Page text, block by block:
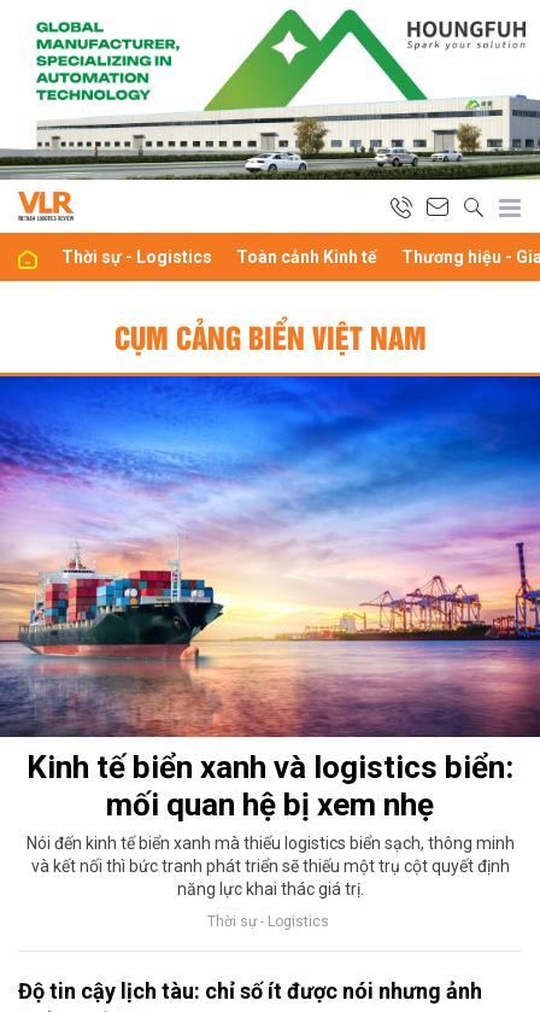
Thời sự - Logistics Toàn cảnh Kinh tế Thương hiệu -
CỤM CẢNG BIỂN VIỆT NAM
Kinh tế biển xanh và logistics biển:
mối quan hệ bị xem nhẹ
Nói đến kinh tế biển xanh mà thiếu logistics biển sạch, thông minh
và kết nối thì bức tranh phát triển sẽ thiếu một trụ cột quyết định
năng lực khai thác giá trị.
Thời sự - Logistics
Độ tin cậy lịch tàu: chỉ số ít được nói nhưng ảnh